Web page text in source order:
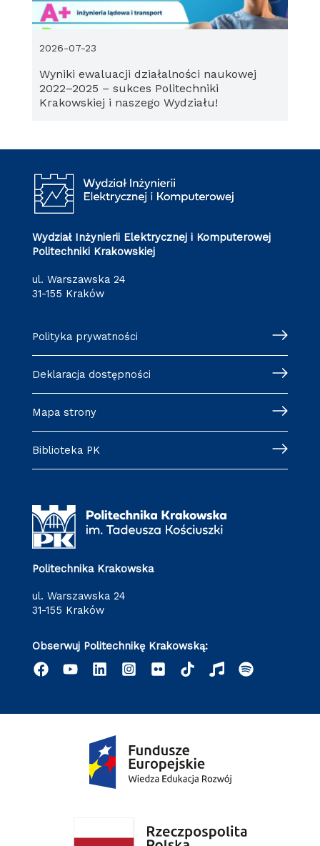
Wyniki ewaluacji działalności naukowej
2022–2025 – sukces Politechniki
Krakowskiej i naszego Wydziału!
2026-07-23
Wydział Inżynierii Elektrycznej i Komputerowej
Politechniki Krakowskiej
ul. Warszawska 24
31-155 Kraków
Polityka prywatności
Deklaracja dostępności
Mapa strony
Biblioteka PK
Politechnika Krakowska
ul. Warszawska 24
31-155 Kraków
Obserwuj Politechnikę Krakowską: